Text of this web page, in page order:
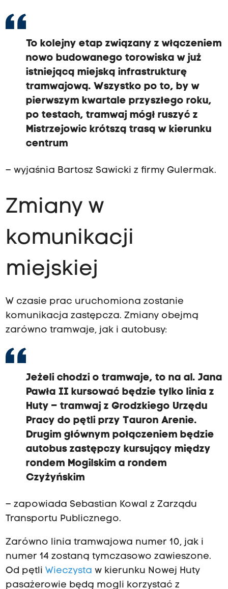
To kolejny etap związany z włączeniem
nowo budowanego torowiska w już
istniejącą miejską infrastrukturę
tramwajową. Wszystko po to, by w
pierwszym kwartale przyszłego roku,
po testach, tramwaj mógł ruszyć z
Mistrzejowic krótszą trasą w kierunku
centrum
– wyjaśnia Bartosz Sawicki z firmy Gulermak.
Zmiany w
komunikacji
miejskiej
W czasie prac uruchomiona zostanie
komunikacja zastępcza. Zmiany obejmą
zarówno tramwaje, jak i autobusy:
Jeżeli chodzi o tramwaje, to na al. Jana
Pawła II kursować będzie tylko linia z
Huty – tramwaj z Grodzkiego Urzędu
Pracy do pętli przy Tauron Arenie.
Drugim głównym połączeniem będzie
autobus zastępczy kursujący między
rondem Mogilskim a rondem
Czyżyńskim
– zapowiada Sebastian Kowal z Zarządu
Transportu Publicznego.
Zarówno linia tramwajowa numer 10, jak i
numer 14 zostaną tymczasowo zawieszone.
Od pętli Wieczysta w kierunku Nowej Huty
pasażerowie będą mogli korzystać z